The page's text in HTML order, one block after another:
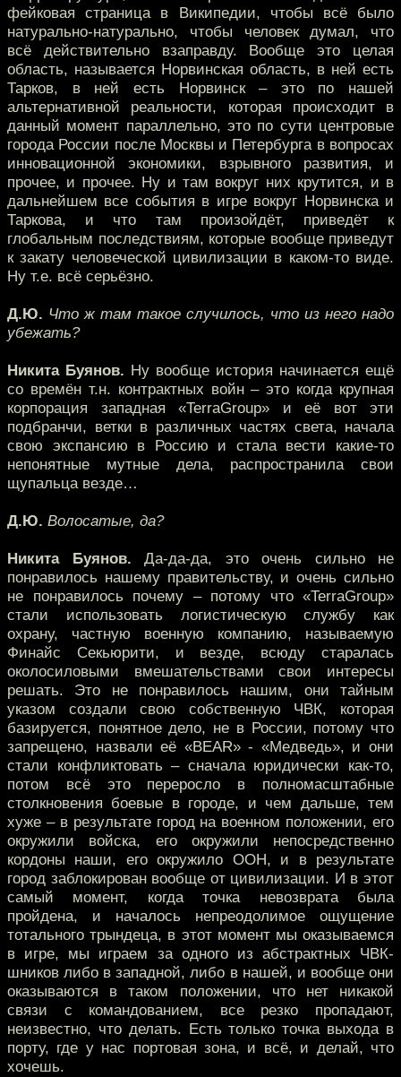
фейковая страница в Википедии, чтобы всё было
натурально-натурально, чтобы человек думал, что
всё действительно взаправду. Вообще это целая
область, называется Норвинская область, в ней есть
Тарков, в ней есть Норвинск – это по нашей
альтернативной реальности, которая происходит в
данный момент параллельно, это по сути центровые
города России после Москвы и Петербурга в вопросах
инновационной экономики, взрывного развития, и
прочее, и прочее. Ну и там вокруг них крутится, и в
дальнейшем все события в игре вокруг Норвинска и
Таркова, и что там произойдёт, приведёт к
глобальным последствиям, которые вообще приведут
к закату человеческой цивилизации в каком-то виде.
Ну т.е. всё серьёзно.
Д.Ю. Что ж там такое случилось, что из него надо
убежать?
Никита Буянов. Ну вообще история начинается ещё
со времён т.н. контрактных войн – это когда крупная
корпорация западная «TerraGroup» и её вот эти
подбранчи, ветки в различных частях света, начала
свою экспансию в Россию и стала вести какие-то
непонятные мутные дела, распространила свои
щупальца везде…
Д.Ю. Волосатые, да?
Никита Буянов. Да-да-да, это очень сильно не
понравилось нашему правительству, и очень сильно
не понравилось почему – потому что «TerraGroup»
стали использовать логистическую службу как
охрану, частную военную компанию, называемую
Финайс Секьюрити, и везде, всюду старалась
околосиловыми вмешательствами свои интересы
решать. Это не понравилось нашим, они тайным
указом создали свою собственную ЧВК, которая
базируется, понятное дело, не в России, потому что
запрещено, назвали её «BEAR» - «Медведь», и они
стали конфликтовать – сначала юридически как-то,
потом всё это переросло в полномасштабные
столкновения боевые в городе, и чем дальше, тем
хуже – в результате город на военном положении, его
окружили войска, его окружили непосредственно
кордоны наши, его окружило ООН, и в результате
город заблокирован вообще от цивилизации. И в этот
самый момент, когда точка невозврата была
пройдена, и началось непреодолимое ощущение
тотального трындеца, в этот момент мы оказываемся
в игре, мы играем за одного из абстрактных ЧВК-
шников либо в западной, либо в нашей, и вообще они
оказываются в таком положении, что нет никакой
связи с командованием, все резко пропадают,
неизвестно, что делать. Есть только точка выхода в
порту, где у нас портовая зона, и всё, и делай, что
хочешь.